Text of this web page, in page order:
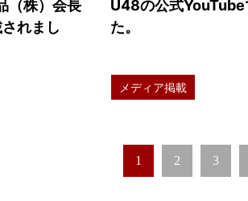
（株）会長
れまし
U48の公式YouTube
た。
メディア掲載
1 2 3